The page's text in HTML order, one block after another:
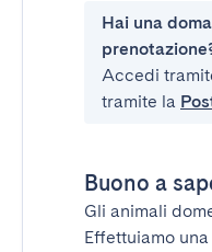
Hai una
Accedi
tramite la
Buono a
Gli animali
Effettuiamo